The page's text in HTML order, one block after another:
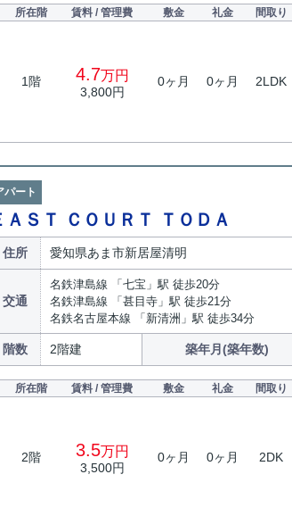
所在階 賃料 / 管理費 敷金 礼金 間取り
1階 4.7万円
3,800円
0ヶ月 0ヶ月 2LDK
パート
ＡＳＴ ＣＯＵＲＴ ＴＯＤＡ
住所 愛知県あま市新居屋清明
交通
名鉄津島線 「七宝」駅 徒歩20分
名鉄津島線 「甚目寺」駅 徒歩21分
名鉄名古屋本線 「新清洲」駅 徒歩34分
階数 2階建 築年月(築年数)
所在階 賃料 / 管理費 敷金 礼金 間取り
2階 3.5万円
3,500円
0ヶ月 0ヶ月 2DK